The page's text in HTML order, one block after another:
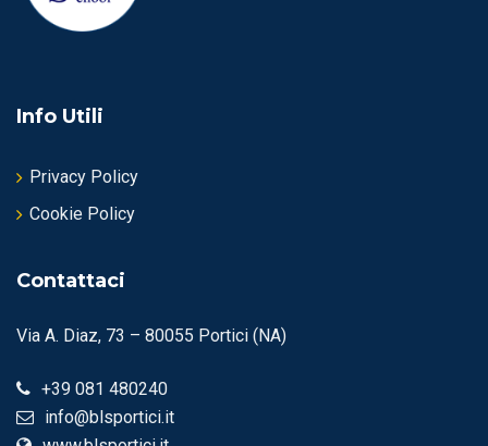
Info Utili
Privacy Policy
Cookie Policy
Contattaci
Via A. Diaz, 73 – 80055 Portici (NA)
+39 081 480240
info@blsportici.it